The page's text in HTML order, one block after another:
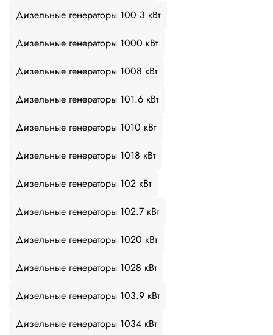
Дизельные генераторы 100.3 кВт
Дизельные генераторы 1000 кВт
Дизельные генераторы 1008 кВт
Дизельные генераторы 101.6 кВт
Дизельные генераторы 1010 кВт
Дизельные генераторы 1018 кВт
Дизельные генераторы 102 кВт
Дизельные генераторы 102.7 кВт
Дизельные генераторы 1020 кВт
Дизельные генераторы 1028 кВт
Дизельные генераторы 103.9 кВт
Дизельные генераторы 1034 кВт